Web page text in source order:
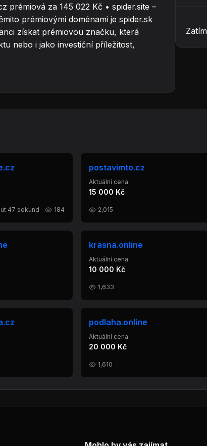
prémiová za 145 022 Kč • spider.site –
prémiovými doménami je spider.sk
získat prémiovou značku, která
nebo i jako investiční příležitost,
47 sekund 184
postavimto.cz
Aktuální cena:
15 000 Kč
2,015
krasna.online
Aktuální cena:
10 000 Kč
1,633
podlaha.online
Aktuální cena:
20 000 Kč
1,610